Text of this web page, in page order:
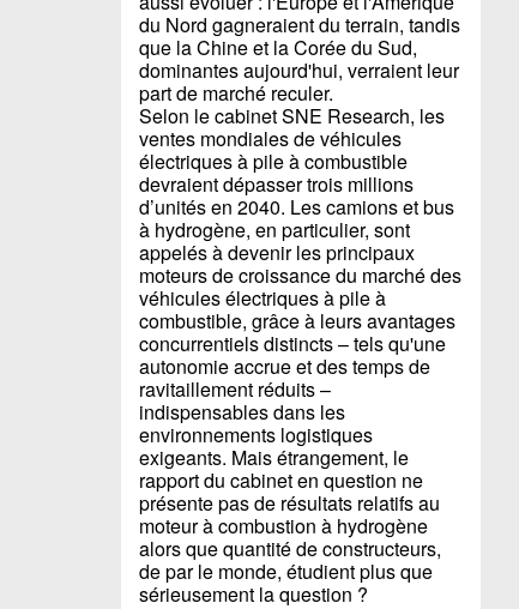
du Nord gagneraient du terrain, tandis
que la Chine et la Corée du Sud,
dominantes aujourd'hui, verraient leur
part de marché reculer.
Selon le cabinet SNE Research, les
ventes mondiales de véhicules
électriques à pile à combustible
devraient dépasser trois millions
d’unités en 2040. Les camions et bus
à hydrogène, en particulier, sont
appelés à devenir les principaux
moteurs de croissance du marché des
véhicules électriques à pile à
combustible, grâce à leurs avantages
concurrentiels distincts – tels qu'une
autonomie accrue et des temps de
ravitaillement réduits –
indispensables dans les
environnements logistiques
exigeants. Mais étrangement, le
rapport du cabinet en question ne
présente pas de résultats relatifs au
moteur à combustion à hydrogène
alors que quantité de constructeurs,
de par le monde, étudient plus que
sérieusement la question ?